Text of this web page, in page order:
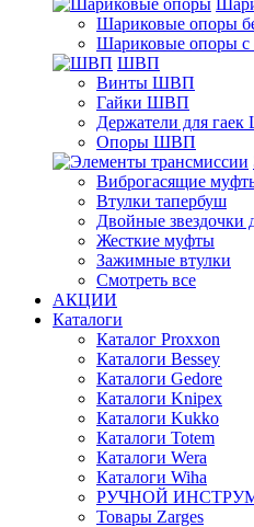
Шариковые опоры
Шариковые опоры с
ШВП
Винты ШВП
Гайки ШВП
Держатели для
Опоры ШВП
Виброгасящие
Втулки тапербуш
Двойные звездочки
Жесткие муфты
Зажимные втулки
Смотреть все
АКЦИИ
Каталоги
Каталог Proxxon
Каталоги Bessey
Каталоги Gedore
Каталоги Knipex
Каталоги Kukko
Каталоги Totem
Каталоги Wera
Каталоги Wiha
РУЧНОЙ
Товары Zarges